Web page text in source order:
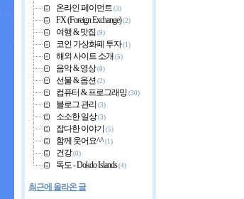
온라인 페이먼트 (3)
FX (Foreign Exchange)(2)
여행 & 맛집 (9)
코인 가상화폐 투자(1)
해외 사이트 소개 (5)
음악 & 영상(0)
선물 & 옵션 (2)
컴퓨터 & 프로그래밍 (30)
블로그 관리 (3)
소소한 일상(3)
잡다한 이야기 (5)
함께 웃어요^^(1)
건강(0)
독도 - Dokdo Islands(4)
최근에 올라온 글